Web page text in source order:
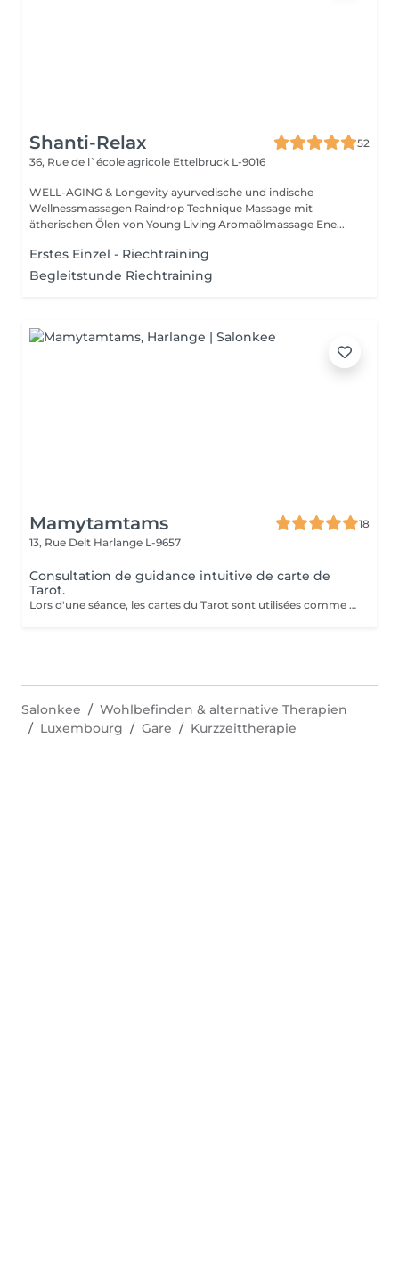
Shanti-Relax
52
36, Rue de l`école agricole Ettelbruck L-9016
WELL-AGING & Longevity ayurvedische und indische
Wellnessmassagen Raindrop Technique Massage mit
ätherischen Ölen von Young Living Aromaölmassage Ene...
Erstes Einzel - Riechtraining
Begleitstunde Riechtraining
Mamytamtams
18
13, Rue Delt Harlange L-9657
Consultation de guidance intuitive de carte de
Tarot.
Lors d'une séance, les cartes du Tarot sont utilisées comme un outil de perception et d'intuition pour éclairer une situation de votre vie. Le tirage permet de mettre en lumière les énergies présentes, les blocages éventuels et les directions possibles. En une séance, vous pouvez poser une ou plusieurs questions précises afin d'obtenir une vision plus claire de votre chemin. Exemples de questions : Quelle direction prendre dans ma situation actuelle ? Que dois-je comprendre de cette période de ma vie ? Comment évoluer dans ma relation ? Qu'est-ce qui bloque mon avancée aujourd'hui ? Quelle énergie m'accompagne pour les prochains mois ? Les cartes n'imposent rien : elles révèlent des pistes, des prises de conscience et des possibilités. Une séance peut parfois apporter le déclic ou la compréhension qui change tout. Venez découvrir ce que les cartes ont à vous révéler.
Salonkee
Wohlbefinden & alternative Therapien
Luxembourg
Gare Kurzzeittherapie